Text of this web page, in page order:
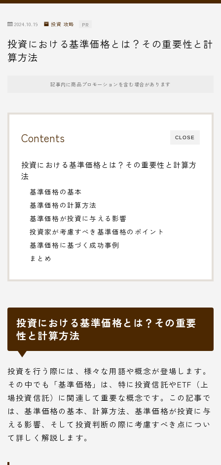
2024.10.19 投資 攻略 PR
投資における基準価格とは？その重要性と計
算方法
記事内に商品プロモーションを含む場合があります
CLOSE
Contents
投資における基準価格とは？その重要性と計算方
法
基準価格の基本
基準価格の計算方法
基準価格が投資に与える影響
投資家が考慮すべき基準価格のポイント
基準価格に基づく成功事例
まとめ
投資における基準価格とは？その重要
性と計算方法
投資を行う際には、様々な用語や概念が登場します。
その中でも「基準価格」は、特に投資信託やETF（上
場投資信託）に関連して重要な概念です。この記事で
は、基準価格の基本、計算方法、基準価格が投資に与
える影響、そして投資判断の際に考慮すべき点につい
て詳しく解説します。